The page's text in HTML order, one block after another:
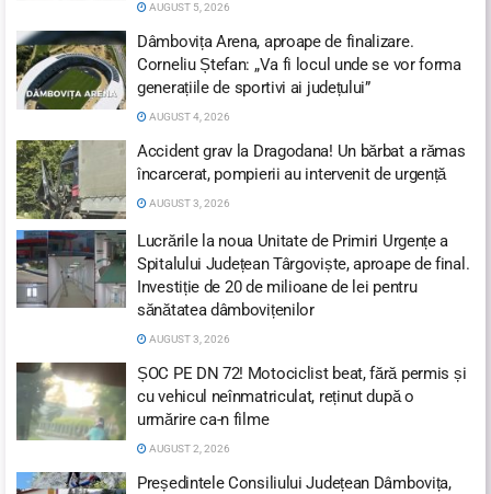
AUGUST 5, 2026
Dâmbovița Arena, aproape de finalizare.
Corneliu Ștefan: „Va fi locul unde se vor forma
generațiile de sportivi ai județului”
AUGUST 4, 2026
Accident grav la Dragodana! Un bărbat a rămas
încarcerat, pompierii au intervenit de urgență
AUGUST 3, 2026
Lucrările la noua Unitate de Primiri Urgențe a
Spitalului Județean Târgoviște, aproape de final.
Investiție de 20 de milioane de lei pentru
sănătatea dâmbovițenilor
AUGUST 3, 2026
ȘOC PE DN 72! Motociclist beat, fără permis și
cu vehicul neînmatriculat, reținut după o
urmărire ca-n filme
AUGUST 2, 2026
Președintele Consiliului Județean Dâmbovița,